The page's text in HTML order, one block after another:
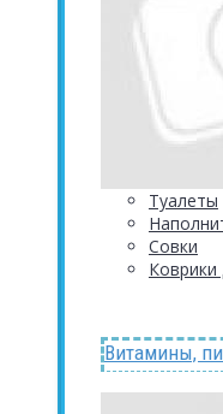
Туалеты
Совки
Коврики
Витамины,